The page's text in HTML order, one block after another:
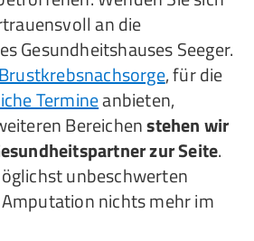
an die
Gesundheitshauses Seeger.
Brustkrebsnachsorge, für die
Termineanbieten,
Bereichenstehen wir
zur Seite.
unbeschwerten
nichts mehr im